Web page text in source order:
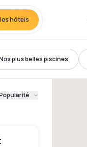
hôtels
plus belles piscines